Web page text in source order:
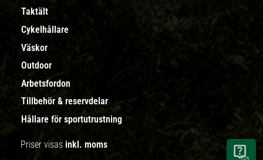
Taktält
Cykelhållare
Väskor
Outdoor
Arbetsfordon
Tillbehör & reservdelar
Hållare för sportutrustning
Priser visas inkl. moms